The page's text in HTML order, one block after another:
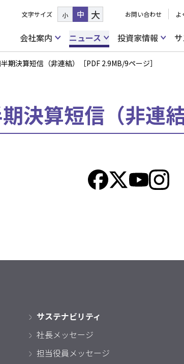
文字サイズ 小 中 大 お問い合わせ よ
会社案内
ニュース 投資家情報
期決算短信（非連結）［PDF 2.9MB/9ページ］
決算短信（非連
サステナビリティ
社長メッセージ
担当役員メッセージ